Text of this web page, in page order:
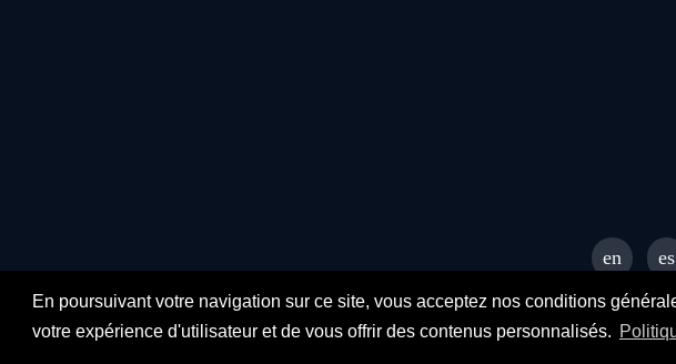
En poursuivant votre navigation sur ce site, vous acceptez nos conditions
votre expérience d'utilisateur et de vous offrir des contenus personnalisés.
en es
© 2026